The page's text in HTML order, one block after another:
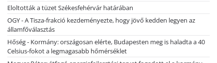
Eloltották a tüzet Székesfehérvár határában
OGY - A Tisza-frakció kezdeményezte, hogy jövő kedden legyen az
államfőválasztás
Hőség - Kormány: országosan elérte, Budapesten meg is haladta a 40
Celsius-fokot a legmagasabb hőmérséklet